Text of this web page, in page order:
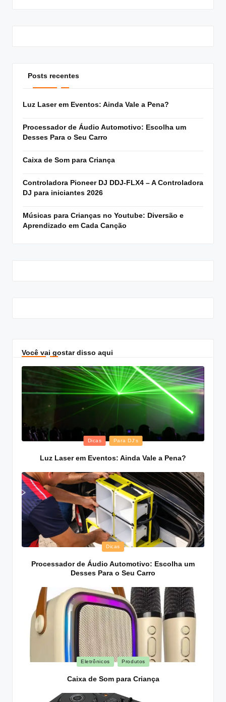
Posts recentes
Luz Laser em Eventos: Ainda Vale a Pena?
Processador de Áudio Automotivo: Escolha um
Desses Para o Seu Carro
Caixa de Som para Criança
Controladora Pioneer DJ DDJ-FLX4 – A Controladora
DJ para iniciantes 2026
Músicas para Crianças no Youtube: Diversão e
Aprendizado em Cada Canção
Você vai gostar disso aqui
Posted
Dicas Para DJ's
Luz Laser em Eventos: Ainda Vale a Pena?
Posted
Dicas
Processador de Áudio Automotivo: Escolha um
Desses Para o Seu Carro
Posted
Eletrônicos Produtos
Caixa de Som para Criança